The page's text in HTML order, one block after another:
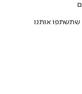
אותנו